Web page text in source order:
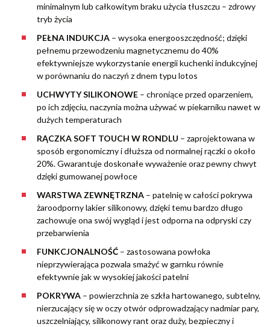
minimalnym lub całkowitym braku użycia tłuszczu – zdrowy
tryb życia
PEŁNA INDUKCJA – wysoka energooszczędność; dzięki
pełnemu przewodzeniu magnetycznemu do 40%
efektywniejsze wykorzystanie energii kuchenki indukcyjnej
w porównaniu do naczyń z dnem typu lotos
UCHWYTY SILIKONOWE – chroniące przed oparzeniem,
po ich zdjęciu, naczynia można używać w piekarniku nawet w
dużych temperaturach
RĄCZKA SOFT TOUCH W RONDLU – zaprojektowana w
sposób ergonomiczny i dłuższa od normalnej rączki o około
20%. Gwarantuje doskonałe wyważenie oraz pewny chwyt
dzięki gumowanej powłoce
WARSTWA ZEWNĘTRZNA – patelnię w całości pokrywa
żaroodporny lakier silikonowy, dzięki temu bardzo długo
zachowuje ona swój wygląd i jest odporna na odpryski czy
przebarwienia
FUNKCJONALNOŚĆ – zastosowana powłoka
nieprzywierająca pozwala smażyć w garnku równie
efektywnie jak w wysokiej jakości patelni
POKRYWA – powierzchnia ze szkła hartowanego, subtelny,
nierzucający się w oczy otwór odprowadzający nadmiar pary,
uszczelniający, silikonowy rant oraz duży, bezpieczny i